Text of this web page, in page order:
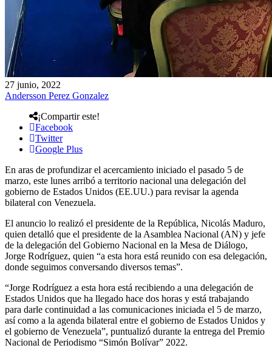
27 junio, 2022
Andersson Perez Gonzalez
¡Compartir este!
Facebook
Twitter
Google Plus
En aras de profundizar el acercamiento iniciado el pasado 5 de
marzo, este lunes arribó a territorio nacional una delegación del
gobierno de Estados Unidos (EE.UU.) para revisar la agenda
bilateral con Venezuela.
El anuncio lo realizó el presidente de la República, Nicolás Maduro,
quien detalló que el presidente de la Asamblea Nacional (AN) y jefe
de la delegación del Gobierno Nacional en la Mesa de Diálogo,
Jorge Rodríguez, quien “a esta hora está reunido con esa delegación,
donde seguimos conversando diversos temas”.
“Jorge Rodríguez a esta hora está recibiendo a una delegación de
Estados Unidos que ha llegado hace dos horas y está trabajando
para darle continuidad a las comunicaciones iniciada el 5 de marzo,
así como a la agenda bilateral entre el gobierno de Estados Unidos y
el gobierno de Venezuela”, puntualizó durante la entrega del Premio
Nacional de Periodismo “Simón Bolívar” 2022.